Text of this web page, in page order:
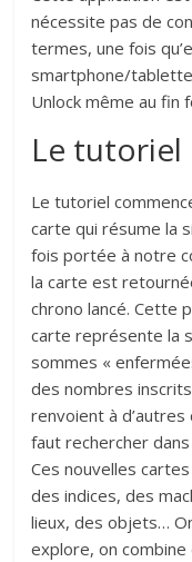
nécessite pas de
termes, une fois
smartphone/
Unlock même au fin
Le tutoriel
Le tutoriel
carte qui résume la
fois portée à notre
la carte est
chrono lancé. Cette
carte représente la
sommes «
des nombres
renvoient à d’autres
faut rechercher
Ces nouvelles
des indices, des
lieux, des objets…
explore, on